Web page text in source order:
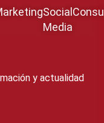
Social
Media
y actualidad